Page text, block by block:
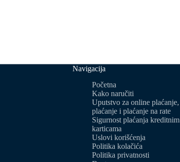
Navigacija
Početna
Kako naručiti
Uputstvo za online plaćanje,
plaćanje i plaćanje na rate
Sigurnost plaćanja kreditnim
karticama
Uslovi korišćenja
Politika kolačića
Politika privatnosti